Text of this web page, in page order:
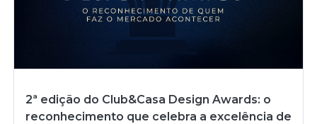
2ª edição do Club&Casa Design Awards: o
reconhecimento que celebra a excelência de